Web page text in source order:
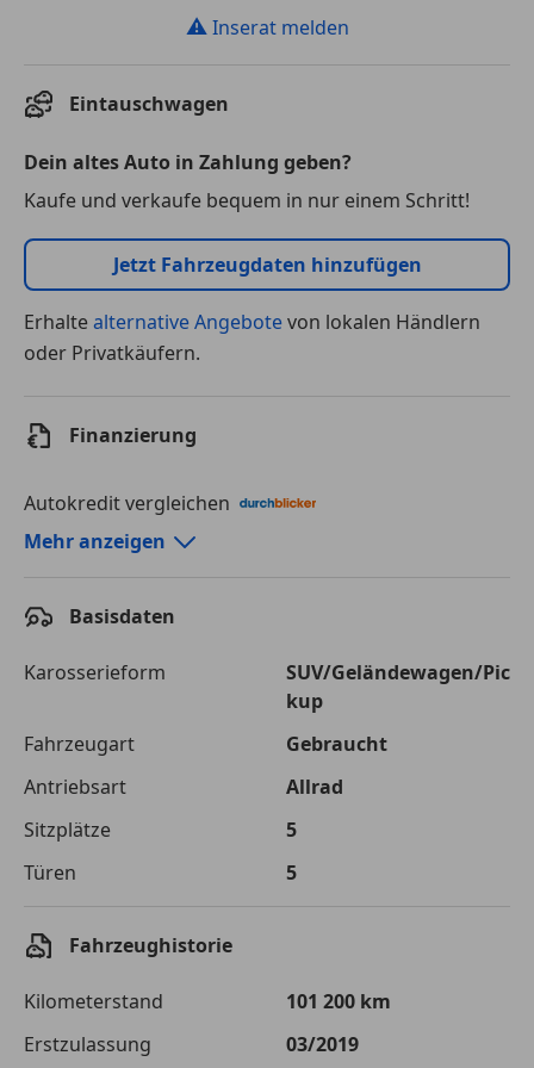
⚠ Inserat melden
Eintauschwagen
Dein altes Auto in Zahlung geben?
Kaufe und verkaufe bequem in nur einem Schritt!
Jetzt Fahrzeugdaten hinzufügen
Erhaltealternative Angebotevon lokalen Händlern
oder Privatkäufern.
Finanzierung
Autokredit vergleichen
Autokredit-Rechner von durchblicker.at
120 Monate
Kreditbetrag
€ 21 000,-
Gesamtbetrag
Einberechnete Gebühren
€ 0,-
Effektivzinsatz
Monatliche Rate € 246,54
Mehr anzeigen
Basisdaten
Karosserieform
SUV/Geländewagen/Pic
kup
Fahrzeugart
Gebraucht
Antriebsart
Allrad
Sitzplätze
5
Türen
5
Fahrzeughistorie
Kilometerstand
101 200 km
Erstzulassung
03/2019